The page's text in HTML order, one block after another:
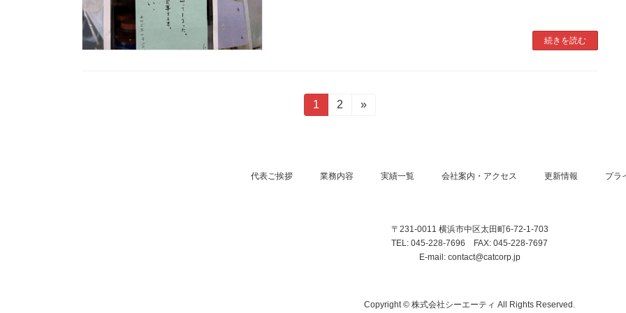
続きを読む
固
定
1
固
2 »
代表ご挨拶 業務内容 実績一覧 会社案内・アクセス 更新情報 プラ
〒231-0011 横浜市中区太田町6-72-1-703
TEL: 045-228-7696 FAX: 045-228-7697
E-mail: contact@catcorp.jp
Copyright © 株式会社シーエーティ All Rights Reserved.